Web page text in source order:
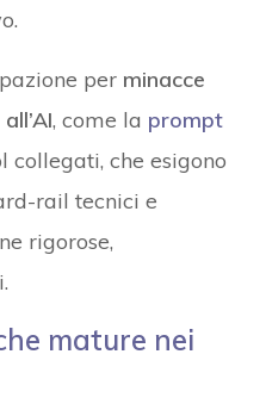
per minacce
, come la prompt
collegati, che esigono
rail tecnici e
rigorose,
mature nei